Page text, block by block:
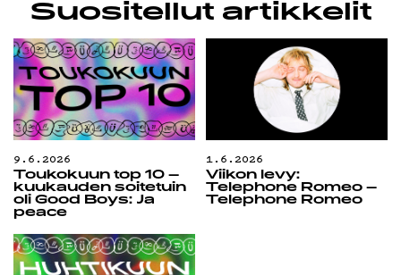
Suositellut artikkelit
9.6.2026
Toukokuun top 10 –
kuukauden soitetuin
oli Good Boys: Ja
peace
1.6.2026
Viikon levy:
Telephone Romeo –
Telephone Romeo